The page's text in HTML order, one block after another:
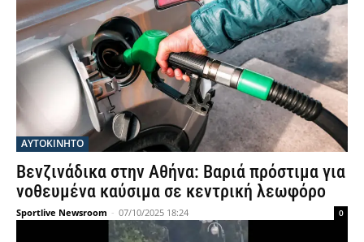
ΑΥΤΟΚΙΝΗΤΟ
Βενζινάδικα στην Αθήνα: Βαριά πρόστιμα για
νοθευμένα καύσιμα σε κεντρική λεωφόρο
Sportlive Newsroom - 07/10/2025 18:24 0